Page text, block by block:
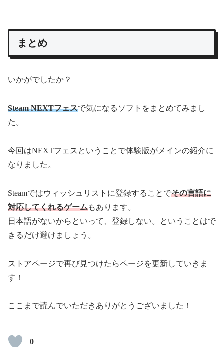
まとめ
いかがでしたか？
Steam NEXTフェスで気になるソフトをまとめてみまし
た。
今回はNEXTフェスということで体験版がメインの紹介に
なりました。
Steamではウィッシュリストに登録することでその言語に
対応してくれるゲームもあります。
日本語がないからといって、登録しない。ということはで
きるだけ避けましょう。
ストアページで再び見つけたらページを更新していきま
す！
ここまで読んでいただきありがとうございました！
0